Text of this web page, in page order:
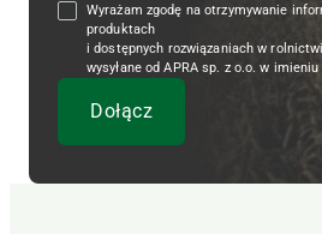
Wyrażam zgodę na otrzymywanie
produktach
i dostępnych rozwiązaniach w
wysyłane od APRA sp. z o.o. w